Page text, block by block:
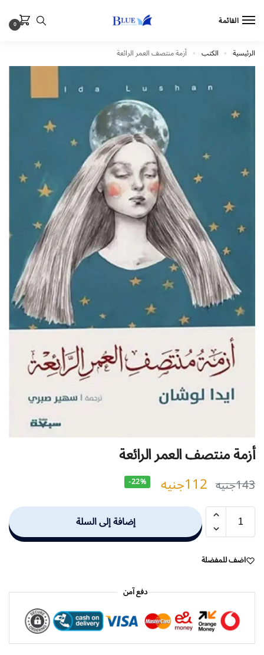
القائمة 0
الرئيسية » الكتب » أزمة منتصف العمر الرائعة
أزمة منتصف العمر الرائعة
143جنيه 112جنيه -22%
إضافة إلى السلة
اضف للمفضلة
دفع آمن